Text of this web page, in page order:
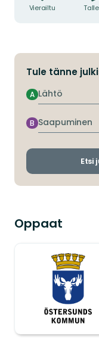
Vierailtu
Tule tänne
Lähtö
A
Saapuminen
B
Etsi
Oppaat